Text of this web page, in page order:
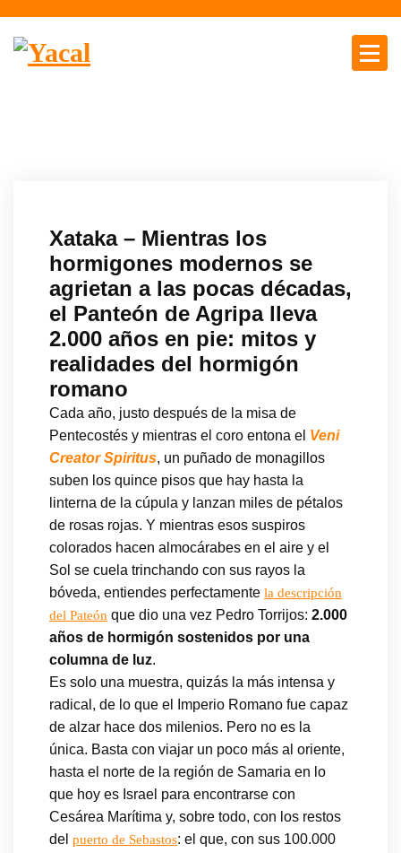
Xataka – Mientras los
hormigones modernos se
agrietan a las pocas décadas,
el Panteón de Agripa lleva
2.000 años en pie: mitos y
realidades del hormigón
romano
Cada año, justo después de la misa de
Pentecostés y mientras el coro entona el Veni
Creator Spiritus, un puñado de monagillos
suben los quince pisos que hay hasta la
linterna de la cúpula y lanzan miles de pétalos
de rosas rojas. Y mientras esos suspiros
colorados hacen almocárabes en el aire y el
Sol se cuela trinchando con sus rayos la
bóveda, entiendes perfectamente la descripción
del Pateón que dio una vez Pedro Torrijos: 2.000
años de hormigón sostenidos por una
columna de luz.
Es solo una muestra, quizás la más intensa y
radical, de lo que el Imperio Romano fue capaz
de alzar hace dos milenios. Pero no es la
única. Basta con viajar un poco más al oriente,
hasta el norte de la región de Samaria en lo
que hoy es Israel para encontrarse con
Cesárea Marítima y, sobre todo, con los restos
del puerto de Sebastos: el que, con sus 100.000